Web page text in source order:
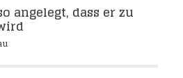
angelegt, dass er zu